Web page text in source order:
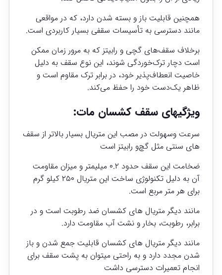
همچنین قابلیت باز و بسته شدن دارد، که در مواقعی
مانند دسترسی به تأسیسات سقفی بسیار کاربردی است.
برخلاف سقف‌های گچی و رابیتز که به مرور زمان ممکن
است دچار ترک‌خوردگی شوند، این نوع سقف به دلیل
خاصیت انعطاف‌پذیر خود، در برابر ترک مقاوم است و
ظاهر یک‌دست خود را حفظ می‌کند.
ویژگیهای سقف کشسان مات:
سرعت و‌سهولت در مصب این متریال ‌بسیار بالاتر از سقف
های سنتی مثل گچ‌و رابیتز است
ضخامت این سقف حدود ۰.۲ میلیمتر و میزان مقاومت
آن به دلیل تکنولوژی ساخت این متریال ۲۵۰ کیلو گرم
برای هر متر مربع است.
مانند دیگر متریال های کشسان ضد رطوبت است و در
برابر، رطوبت، بخار و نشت آب مقاومت دارد.
مانند دیگر متریال های کشسان قابلیت جمع شدن و باز
شدن مجدد دارد و به راحتی میتوان به پشت سقف برای
انجام تعمیرات دسترسی داشت